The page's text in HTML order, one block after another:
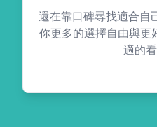
還在靠口碑尋找適合自
你更多的選擇自由與更
適的看